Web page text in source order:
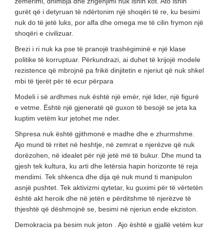
gurët që i detyruan të ndërtonim një shoqëri të re, ku besimi
nuk do të jetë luks, por alfa dhe omega me të cilin frymon një
shoqëri e civilizuar.
Brezi i ri nuk ka pse të pranojë trashëgiminë e një klase
politike të korruptuar. Përkundrazi, ai duhet të krijojë modele
rezistence që mbrojnë pa frikë dinjitetin e njeriut që nuk shkel
mbi të tjerët për të ecur përpara
Modeli i së ardhmes nuk është një emër, një lider, një figurë
e vetme. Është një gjeneratë që guxon të besojë se jeta ka
kuptim vetëm kur jetohet me nder.
Shpresa nuk është gjithmonë e madhe dhe e zhurmshme.
Ajo mund të rritet në heshtje, në zemrat e njerëzve që nuk
dorëzohen, në idealet për një jetë më të bukur. Dhe mund ta
gjesh tek kultura, ku arti dhe letërsia hapin horizonte të reja
mendimi. Tek shkenca dhe dija që nuk mund ti manipulon
asnjë pushtet. Tek aktivizmi qytetar, ku guximi për të vërtetën
është akt heroik dhe në jetën e përditshme të njerëzve të
thjeshtë që dëshmojnë se, besimi në njeriun ende ekziston.
Demokracia pa besim nuk jeton . Ajo është e gjallë vetëm kur